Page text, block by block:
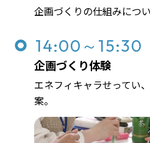
企画づくりの仕組みについ
14:00～15:30
企画づくり体験
エネフィキャラせってい
案。